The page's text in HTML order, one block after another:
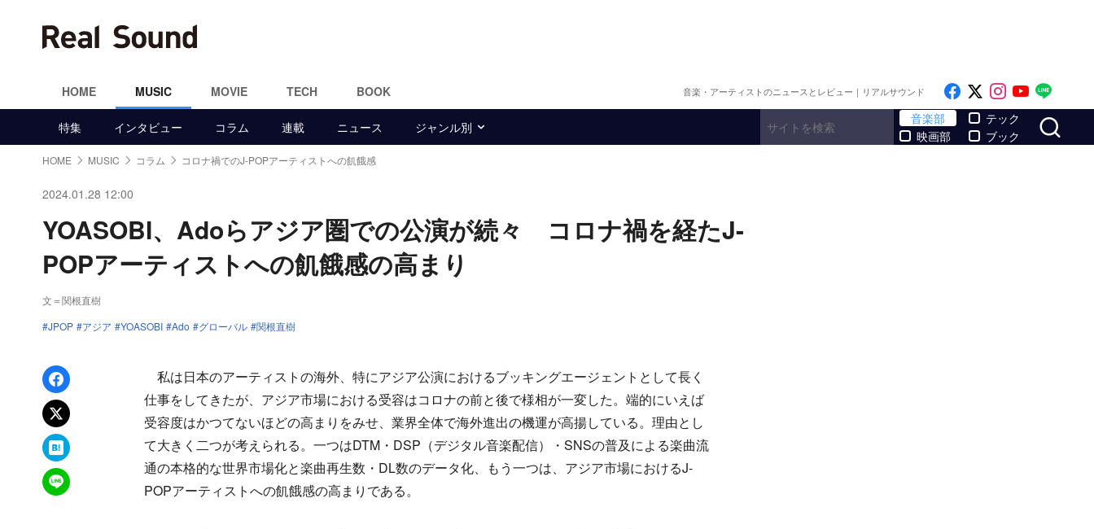
HOME MUSIC MOVIE TECH BOOK 音楽・アーティストのニュースとレビュー｜リアルサウンド Like on Facebook
Follow on x
Follow on
Follow
特集 インタビュー コラム 連載 ニュース ジャンル別
音楽部
映画部
テック
ブック
HOME MUSIC コラム コロナ禍でのJ-POPアーティストへの飢餓感
2024.01.28 12:00
YOASOBI、Adoらアジア圏での公演が続々 コロナ禍を経たJ-
POPアーティストへの飢餓感の高まり
文＝関根直樹
JPOP
アジア YOASOBI Ado グローバル 関根直樹
Facebookでシェア
xでポスト
はてなブックマーク
LINEで送る
私は日本のアーティストの海外、特にアジア公演におけるブッキングエージェントとして長く
仕事をしてきたが、アジア市場における受容はコロナの前と後で様相が一変した。端的にいえば
受容度はかつてないほどの高まりをみせ、業界全体で海外進出の機運が高揚している。理由とし
て大きく二つが考えられる。一つはDTM・DSP（デジタル音楽配信）・SNSの普及による楽曲流
通の本格的な世界市場化と楽曲再生数・DL数のデータ化、もう一つは、アジア市場におけるJ-
POPアーティストへの飢餓感の高まりである。